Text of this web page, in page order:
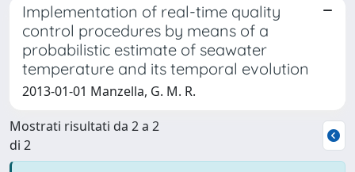
Implementation of real-time quality
control procedures by means of a
probabilistic estimate of seawater
temperature and its temporal evolution
2013-01-01 Manzella, G. M. R.
Mostrati risultati da 2 a 2
di 2